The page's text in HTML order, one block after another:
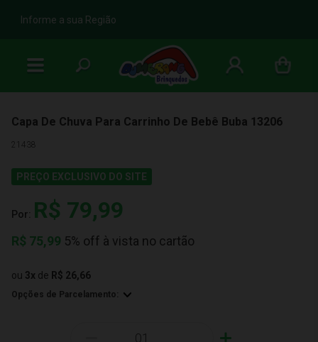
b
Informe a sua Região
Capa De Chuva Para Carrinho De Bebê Buba 13206
21438
PREÇO EXCLUSIVO DO SITE
Por: R$ 79,99
R$ 75,99 5% off à vista no cartão
ou 3x de R$ 26,66
Opções de Parcelamento:
+